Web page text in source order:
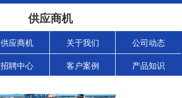
供应商机
供应商机 关于我们 公司动态
招聘中心 客户案例 产品知识